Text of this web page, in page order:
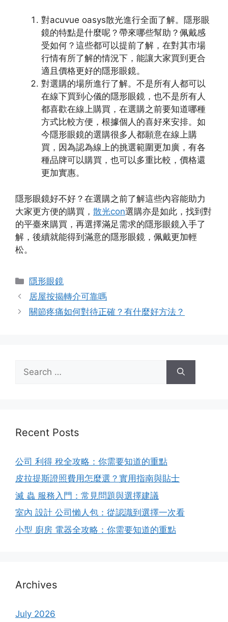
對acuvue oasys散光進行全面了解。隱形眼
鏡的特點是什麼呢？帶來哪些幫助？佩戴感
受如何？這些都可以提前了解，在對其市場
行情有所了解的情況下，能讓大家買到更合
適且價格更好的隱形眼鏡。
對選購的場所進行了解。不是所有人都可以
在線下買到心儀的隱形眼鏡，也不是所有人
都喜歡在線上購買，在選購之前要知道哪種
方式比較方便，根據個人的喜好來安排。如
今隱形眼鏡的選購很多人都願意在線上購
買，因為認為線上的挑選範圍更加廣，有各
種品牌可以購買，也可以多重比較，價格還
更加實惠。
隱形眼鏡好不好？在選購之前了解這些內容能助力
大家更方便的購買， 散光con選購亦是如此，找到對
的平臺來購買，再選擇滿足需求的隱形眼鏡入手了
解，後續就能得到滿意的隱形眼鏡，佩戴更加輕
松。
Categories
隱形眼鏡
居屋按揭轉介可靠嗎
關節疼痛如何對待正確？有什麼好方法？
for:
Recent Posts
公司 利得 稅全攻略：你需要知道的重點
皮拉提斯證照費用怎麼選？實用指南與貼士
滅 蟲 服務入門：常見問題與選擇建議
室內 設計 公司懶人包：從認識到選擇一次看
小型 廚房 電器全攻略：你需要知道的重點
Archives
July 2026